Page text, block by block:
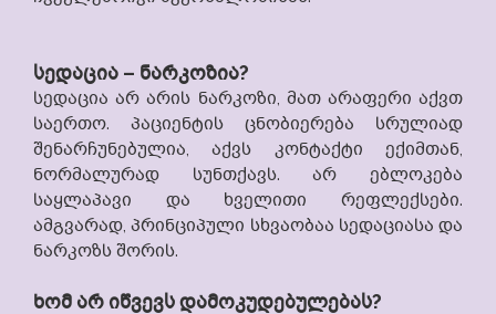
სედაცია – ნარკოზია?
სედაცია არ არის ნარკოზი, მათ არაფერი აქვთ
საერთო. პაციენტის ცნობიერება სრულიად
შენარჩუნებულია, აქვს კონტაქტი ექიმთან,
ნორმალურად სუნთქავს. არ ებლოკება
საყლაპავი და ხველითი რეფლექსები.
ამგვარად, პრინციპული სხვაობაა სედაციასა და
ნარკოზს შორის.
ხომ არ იწვევს დამოკუდებულებას?